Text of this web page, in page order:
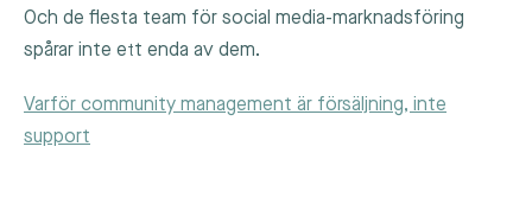
Och de flesta team för social media-marknadsföring
spårar inte ett enda av dem.
Varför community management är försäljning, inte
support